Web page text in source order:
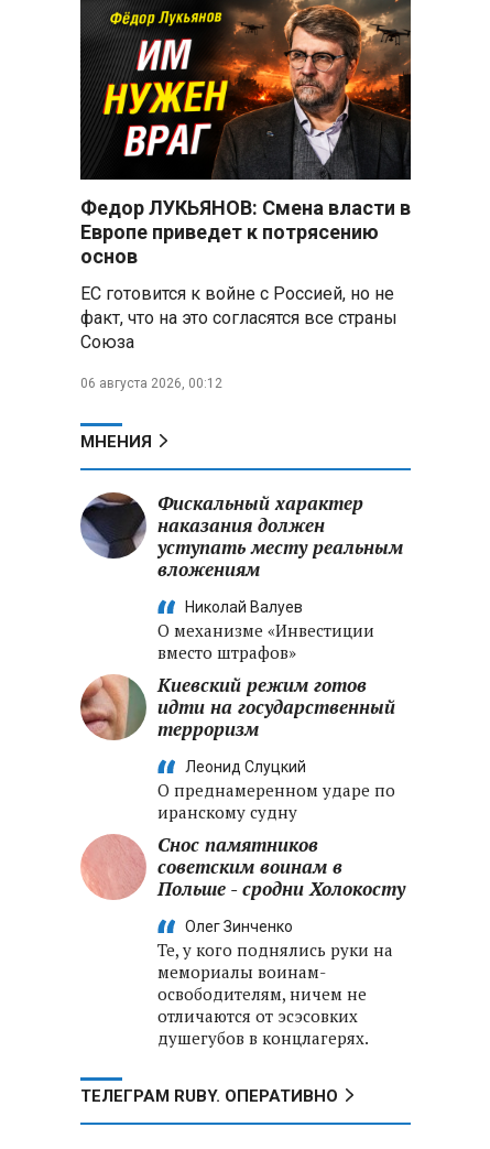
Строительство крупнейшего
логцентра Wildberries в
Беларуси идет с опережением
графика
Вячеслав Володин:
Противодействие
мошенничеству и миграционная
политика — приоритеты работы
Госдумы
Владимир Путин запросил у
военного командования оценки
крупные кадровые
Минобороны РФ: новые
военно-строительные
подразделения будут возводить
стране
Федор ЛУКЬЯНОВ: Смена власти в
Европе приведет к потрясению
основ
ЕС готовится к войне с Россией, но не
факт, что на это согласятся все страны
Союза
06 августа 2026, 00:12
МНЕНИЯ
Фискальный характер
наказания должен
уступать месту реальным
вложениям
Николай Валуев
О механизме «Инвестиции
вместо штрафов»
Киевский режим готов
идти на государственный
терроризм
Леонид Слуцкий
О преднамеренном ударе по
иранскому судну
Снос памятников
советским воинам в
Польше - сродни Холокосту
Олег Зинченко
Те, у кого поднялись руки на
мемориалы воинам-
освободителям, ничем не
отличаются от эсэсовких
душегубов в концлагерях.
ТЕЛЕГРАМ RUBY. ОПЕРАТИВНО